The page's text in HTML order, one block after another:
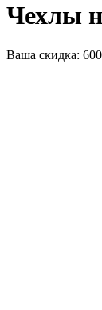
Чехлы
Ваша скидка: